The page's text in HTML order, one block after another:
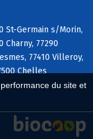
du site et
St-Germain s/Morin,
77290
77410 Villeroy,
Chelles